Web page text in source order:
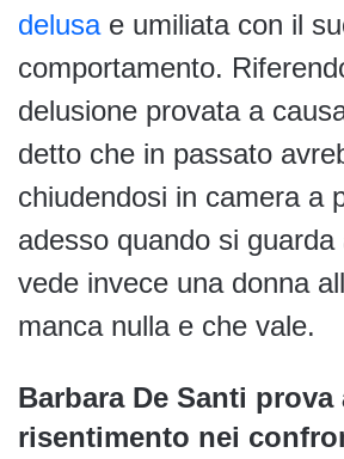
delusae umiliata con il
comportamento.
delusione provata a
detto che in passato
chiudendosi in camera a
adesso quando si
vede invece una donna
manca nulla e che vale.
Barbara De Santi prova
risentimento nei